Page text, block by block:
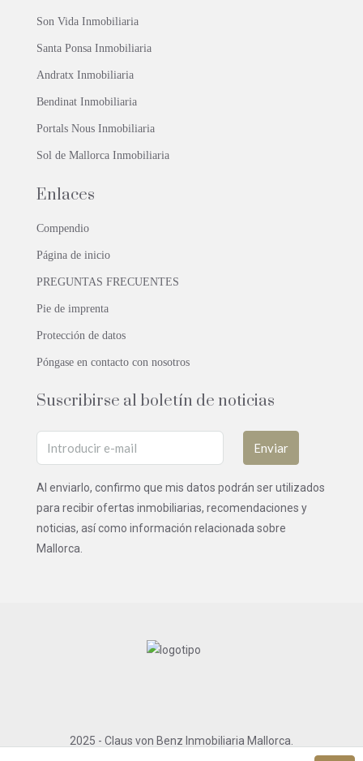
Son Vida Inmobiliaria
Santa Ponsa Inmobiliaria
Andratx Inmobiliaria
Bendinat Inmobiliaria
Portals Nous Inmobiliaria
Sol de Mallorca Inmobiliaria
Enlaces
Compendio
Página de inicio
PREGUNTAS FRECUENTES
Pie de imprenta
Protección de datos
Póngase en contacto con nosotros
Suscribirse al boletín de noticias
Enviar
Al enviarlo, confirmo que mis datos podrán ser utilizados
para recibir ofertas inmobiliarias, recomendaciones y
noticias, así como información relacionada sobre
Mallorca.
2025 - Claus von Benz Inmobiliaria Mallorca.